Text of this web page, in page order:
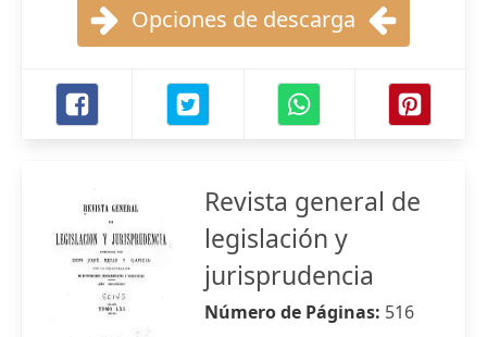
Opciones de descarga
Revista general de
legislación y
jurisprudencia
Número de Páginas: 516